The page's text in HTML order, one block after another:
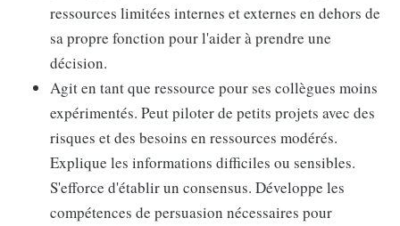
ressources limitées internes et externes en dehors de
sa propre fonction pour l'aider à prendre une
décision.
Agit en tant que ressource pour ses collègues moins
expérimentés. Peut piloter de petits projets avec des
risques et des besoins en ressources modérés.
Explique les informations difficiles ou sensibles.
S'efforce d'établir un consensus. Développe les
compétences de persuasion nécessaires pour